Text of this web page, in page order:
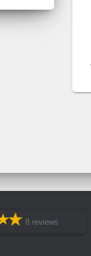
8 reviews